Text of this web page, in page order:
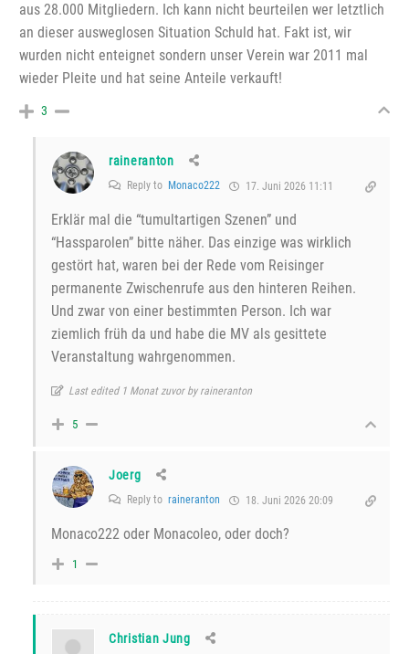
aus 28.000 Mitgliedern. Ich kann nicht beurteilen wer letztlich
an dieser ausweglosen Situation Schuld hat. Fakt ist, wir
wurden nicht enteignet sondern unser Verein war 2011 mal
wieder Pleite und hat seine Anteile verkauft!
3
raineranton
Reply to Monaco222 17. Juni 2026 11:11
Erklär mal die “tumultartigen Szenen” und
“Hassparolen” bitte näher. Das einzige was wirklich
gestört hat, waren bei der Rede vom Reisinger
permanente Zwischenrufe aus den hinteren Reihen.
Und zwar von einer bestimmten Person. Ich war
ziemlich früh da und habe die MV als gesittete
Veranstaltung wahrgenommen.
Last edited 1 Monat zuvor by raineranton
5
Joerg
Reply to raineranton 18. Juni 2026 20:09
Monaco222 oder Monacoleo, oder doch?
1
Christian Jung